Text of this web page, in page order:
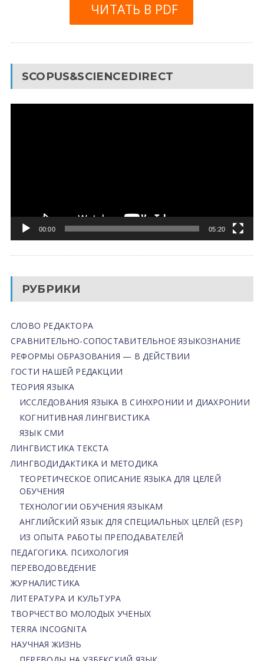
ЧИТАТЬ В PDF
SCOPUS&SCIENCEDIRECT
00:00 05:20
РУБРИКИ
СЛОВО РЕДАКТОРА
СРАВНИТЕЛЬНО-СОПОСТАВИТЕЛЬНОЕ ЯЗЫКОЗНАНИЕ
РЕФОРМЫ ОБРАЗОВАНИЯ — В ДЕЙСТВИИ
ГОСТИ НАШЕЙ РЕДАКЦИИ
ТЕОРИЯ ЯЗЫКА
ИССЛЕДОВАНИЯ ЯЗЫКА В СИНХРОНИИ И ДИАХРОНИИ
КОГНИТИВНАЯ ЛИНГВИСТИКА
ЯЗЫК СМИ
ЛИНГВИСТИКА ТЕКСТА
ЛИНГВОДИДАКТИКА И МЕТОДИКА
ТЕОРЕТИЧЕСКОЕ ОПИСАНИЕ ЯЗЫКА ДЛЯ ЦЕЛЕЙ
ОБУЧЕНИЯ
ТЕХНОЛОГИИ ОБУЧЕНИЯ ЯЗЫКАМ
АНГЛИЙСКИЙ ЯЗЫК ДЛЯ СПЕЦИАЛЬНЫХ ЦЕЛЕЙ (ESP)
ИЗ ОПЫТА РАБОТЫ ПРЕПОДАВАТЕЛЕЙ
ПЕДАГОГИКА. ПСИХОЛОГИЯ
ПЕРЕВОДОВЕДЕНИЕ
ЖУРНАЛИСТИКА
ЛИТЕРАТУРА И КУЛЬТУРА
ТВОРЧЕСТВО МОЛОДЫХ УЧЕНЫХ
TERRA INCOGNITA
НАУЧНАЯ ЖИЗНЬ